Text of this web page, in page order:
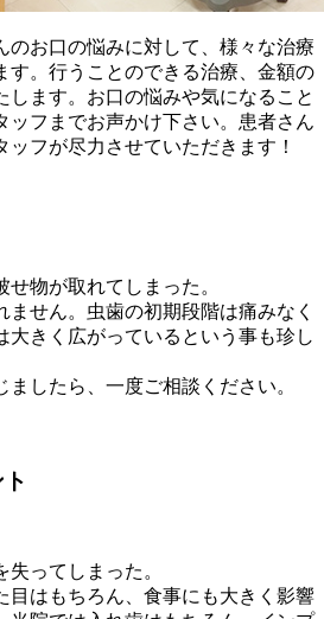
のお口の悩みに対して、様々な治療
す。行うことのできる治療、金額の
します。お口の悩みや気になること
ッフまでお声かけ下さい。患者さん
フが尽力させていただきます！
物が取れてしまった。
ません。虫歯の初期段階は痛みなく
大きく広がっているという事も珍し
したら、一度ご相談ください。
ってしまった。
目はもちろん、食事にも大きく影響